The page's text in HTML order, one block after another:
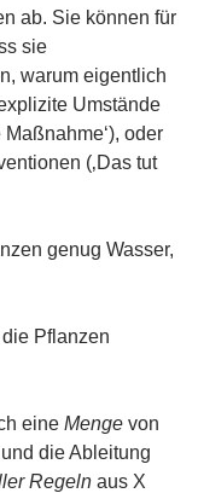
ab. Sie können für
sie
warum eigentlich
Umstände
oder
(‚Das tut
genug Wasser,
Pflanzen
eine Menge von
die Ableitung
Regeln aus X